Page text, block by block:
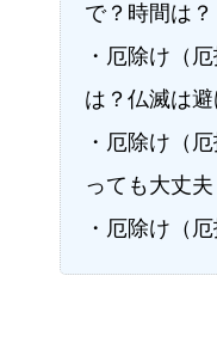
で？時間は？
・厄除け（
は？仏滅は
・厄除け（
っても大丈夫
・厄除け（